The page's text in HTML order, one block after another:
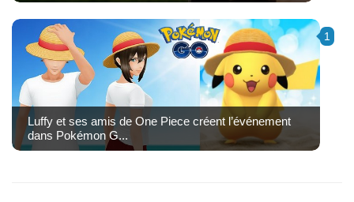
1
Luffy et ses amis de One Piece créent l’événement
dans Pokémon G...